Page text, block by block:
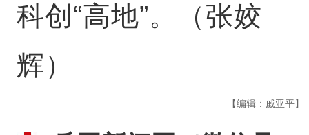
科创“高地”。（张姣
辉）
【编辑：戚亚平】